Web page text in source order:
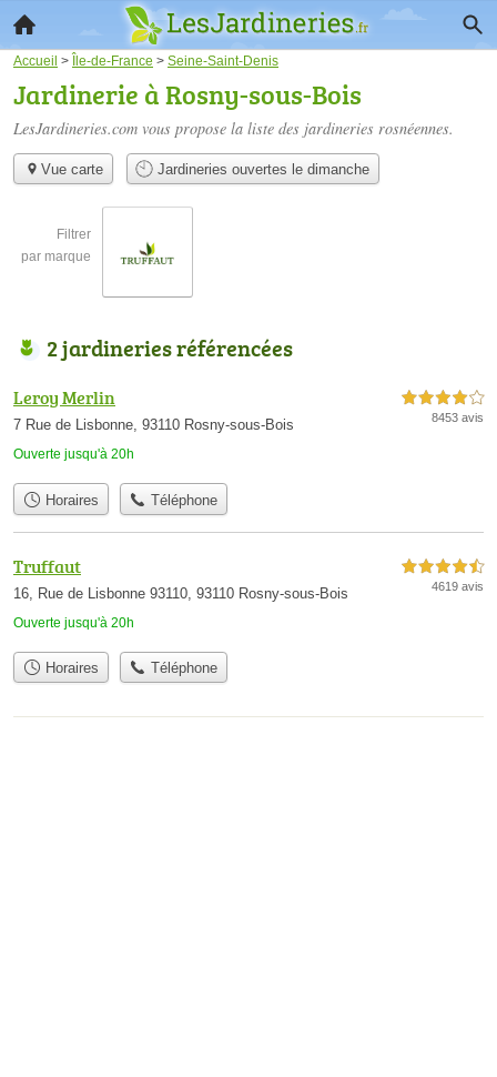
Accueil > Île-de-France > Seine-Saint-Denis
Jardinerie à Rosny-sous-Bois
LesJardineries.com vous propose la liste des jardineries rosnéennes.
Vue carte Jardineries ouvertes le dimanche
Filtrer
par marque
2 jardineries référencées
Leroy Merlin
7 Rue de Lisbonne, 93110 Rosny-sous-Bois
Ouverte jusqu'à 20h
4,0 étoiles sur 5
8453 avis
Horaires Téléphone
Truffaut
16, Rue de Lisbonne 93110, 93110 Rosny-sous-Bois
Ouverte jusqu'à 20h
4,5 étoiles sur 5
4619 avis
Horaires Téléphone